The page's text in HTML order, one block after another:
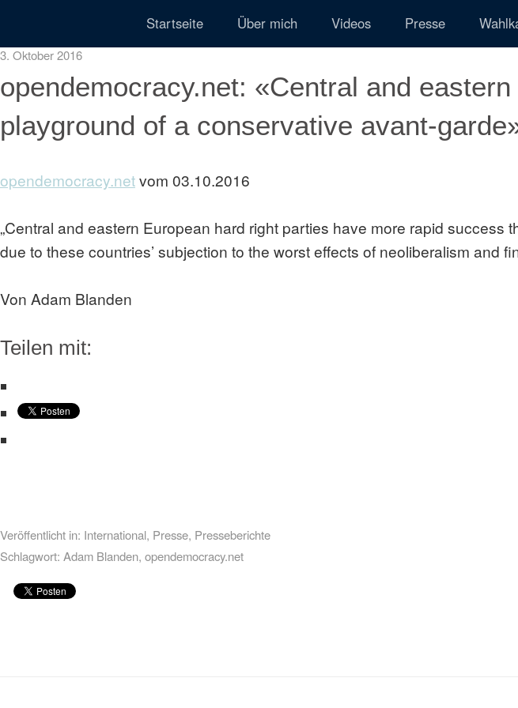
Startseite Über mich Videos Presse
3. Oktober 2016
opendemocracy.net: «Central and
playground of a conservative avant-
opendemocracy.netvom 03.10.2016
„Central and eastern European hard right parties have more rapid success
due to these countries’ subjection to the worst effects of neoliberalism and
Von Adam Blanden
Teilen mit:
Veröffentlicht in: International, Presse, Presseberichte
Schlagwort: Adam Blanden, opendemocracy.net